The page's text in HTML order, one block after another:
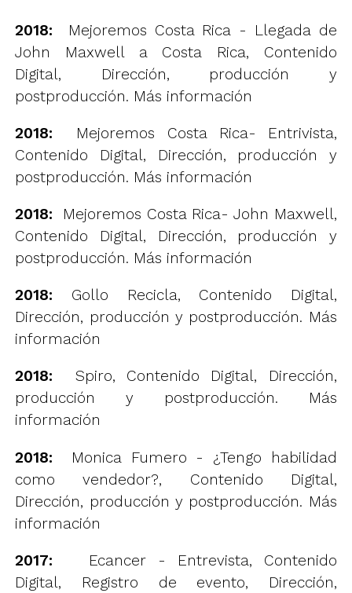
2018:
Mejoremos Costa Rica - Llegada de
John Maxwell a Costa Rica, Contenido
Digital, Dirección, producción y
postproducción. Más información
2018: Mejoremos Costa Rica- Entrivista,
Contenido Digital, Dirección, producción y
postproducción. Más información
2018:
Mejoremos Costa Rica- John Maxwell,
Contenido Digital, Dirección, producción y
postproducción. Más información
2018: Gollo Recicla, Contenido Digital,
Dirección, producción y postproducción. Más
información
2018:
Spiro, Contenido Digital, Dirección,
producción y postproducción. Más
información
2018:
Monica Fumero - ¿Tengo habilidad
como vendedor?, Contenido Digital,
Dirección, producción y postproducción. Más
información
2017:
Ecancer - Entrevista, Contenido
Digital, Registro de evento, Dirección,